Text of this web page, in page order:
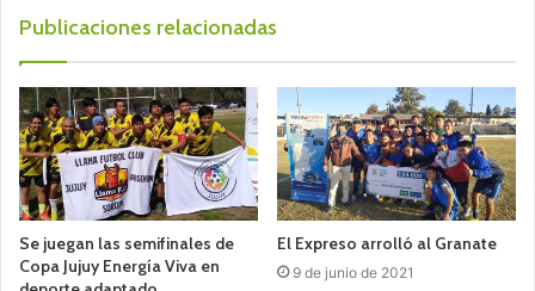
Publicaciones relacionadas
Se juegan las semifinales de
Copa Jujuy Energía Viva en
El Expreso arrolló al Granate
9 de junio de 2021